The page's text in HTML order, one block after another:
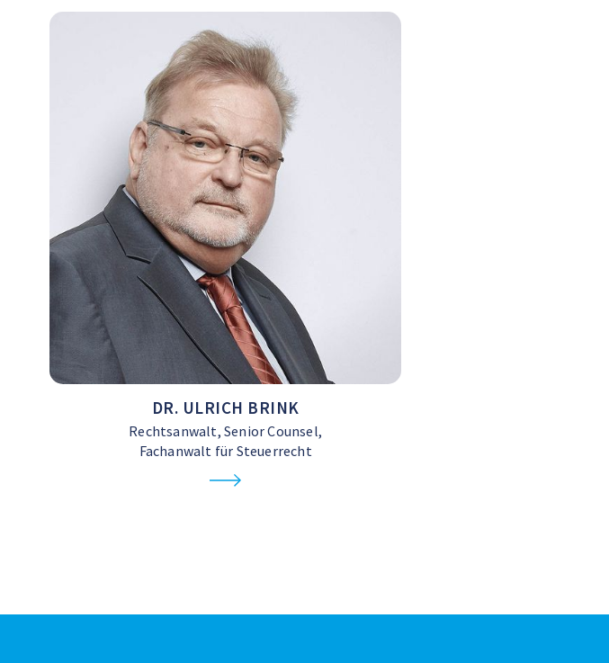
DR. ULRICH BRINK
Rechtsanwalt, Senior Counsel,
Fachanwalt für Steuerrecht